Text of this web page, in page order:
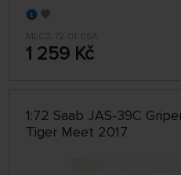
MLCZ-72-01-05A
1 259 Kč
1:72 Saab JAS-39C
Tiger Meet 2017